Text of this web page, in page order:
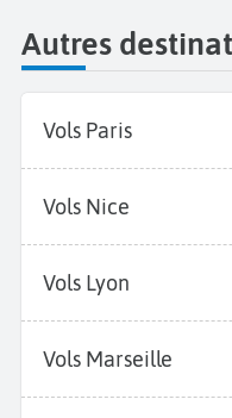
Autres
Vols Paris
Vols Nice
Vols Lyon
Vols Marseille